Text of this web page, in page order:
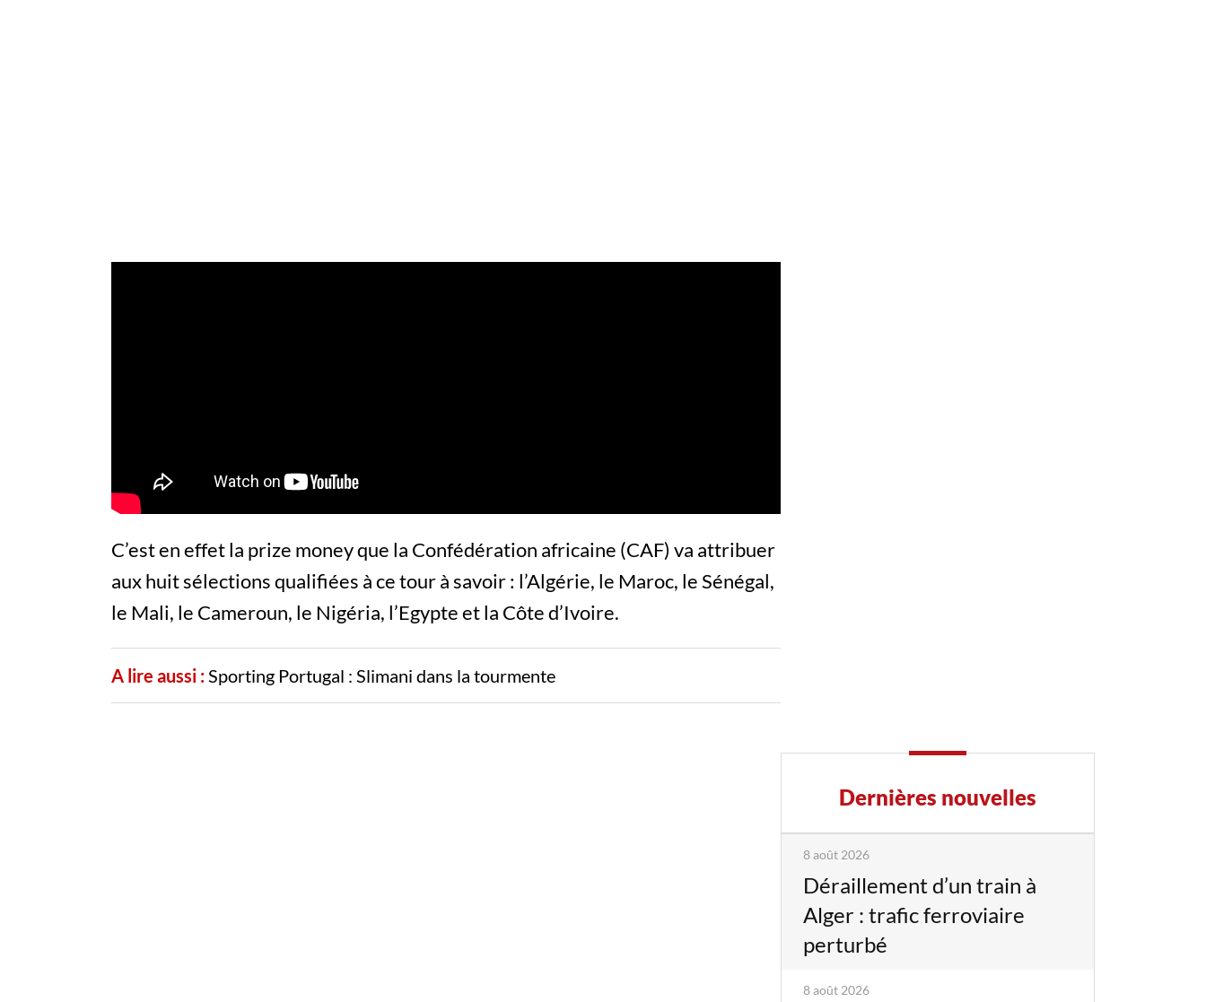
C’est en effet la prize money que la Confédération africaine (CAF) va attribuer
aux huit sélections qualifiées à ce tour à savoir : l’Algérie, le Maroc, le Sénégal,
le Mali, le Cameroun, le Nigéria, l’Egypte et la Côte d’Ivoire.
A lire aussi :Sporting Portugal : Slimani dans la tourmente
Dernières nouvelles
8 août 2026
Déraillement d’un train à
Alger : trafic ferroviaire
perturbé
8 août 2026